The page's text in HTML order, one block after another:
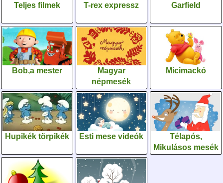
Teljes filmek T-rex expressz Garfield
Bob,a mester
Magyar
népmesék
Micimackó
Hupikék törpikék Esti mese videók
Télapós,
Mikulásos mesék